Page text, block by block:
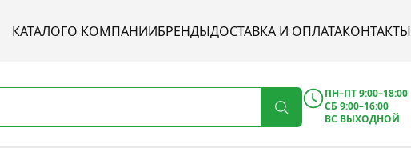
КАТАЛОГО КОМПАНИИБРЕНДЫДОСТАВКА И ОПЛАТАКОНТАКТЫ
ПН–ПТ 9:00–18:00
СБ 9:00–16:00
ВС ВЫХОДНОЙ